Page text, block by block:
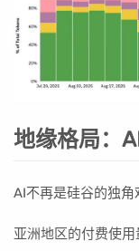
地缘格局：
AI不再是硅谷的独角
亚洲地区的付费使用